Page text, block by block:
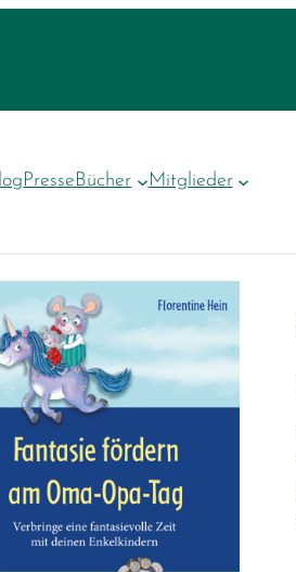
PresseBücher Mitglieder